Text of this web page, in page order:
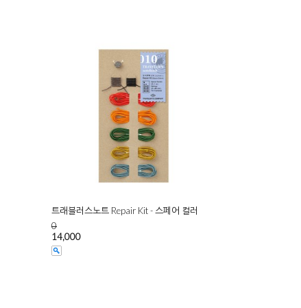
트래블러스노트 Repair Kit - 스페어 컬러
0
14,000